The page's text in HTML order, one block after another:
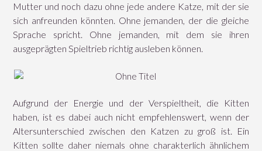
Mutter und noch dazu ohne jede andere Katze, mit der sie
sich anfreunden könnten. Ohne jemanden, der die gleiche
Sprache spricht. Ohne jemanden, mit dem sie ihren
ausgeprägten Spieltrieb richtig ausleben können.
Aufgrund der Energie und der Verspieltheit, die Kitten
haben, ist es dabei auch nicht empfehlenswert, wenn der
Altersunterschied zwischen den Katzen zu groß ist. Ein
Kitten sollte daher niemals ohne charakterlich ähnlichem